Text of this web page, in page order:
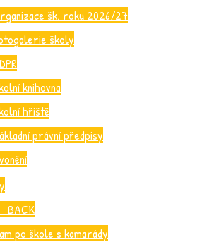
šk. roku 2026/27
školy
knihovna
hřiště
právní předpisy
BACK
po škole s kamarády